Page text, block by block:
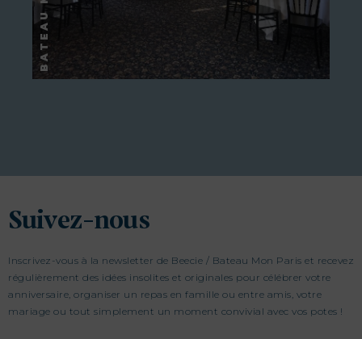
Suivez-nous
Inscrivez-vous à la newsletter de Beecie / Bateau Mon Paris et recevez
régulièrement des idées insolites et originales pour célébrer votre
anniversaire, organiser un repas en famille ou entre amis, votre
mariage ou tout simplement un moment convivial avec vos potes !